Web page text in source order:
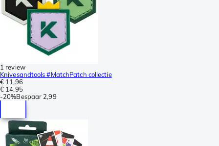
1 review
Knivesandtools #MatchPatch collectie
€ 11,96
€ 14,95
-20%Bespaar 2,99